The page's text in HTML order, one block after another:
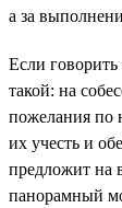
а за
Если говорить
такой: на
пожелания по
их учесть и
предложит на
панорамный